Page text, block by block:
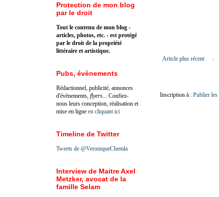
Article plus récent
Inscription à : Publier
Protection de mon blog
par le droit
Tout le contenu de mon blog -
articles, photos, etc. - est protégé
par le droit de la propriété
littéraire et artistique.
Pubs, évènements
Rédactionnel, publicité, annonces
d'évènements, flyers ... Confiez-
nous leurs conception, réalisation et
mise en ligne en cliquant ici
Timeline de Twitter
Tweets de @VeroniqueChemla
Interview de Maitre Axel
Metzker, avocat de la
famille Selam